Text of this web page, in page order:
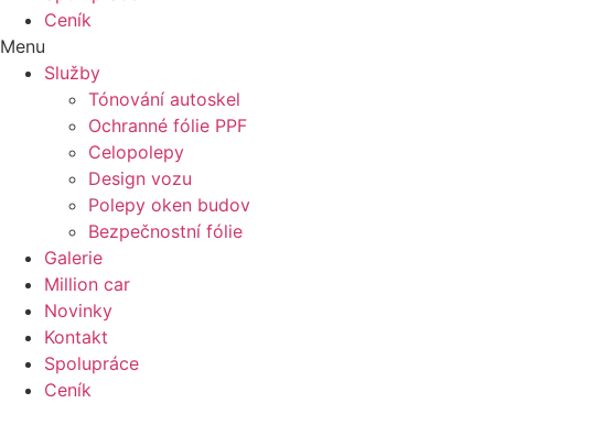
Ceník
Menu
Služby
Tónování autoskel
Ochranné fólie PPF
Celopolepy
Design vozu
Polepy oken budov
Bezpečnostní fólie
Galerie
Million car
Novinky
Kontakt
Spolupráce
Ceník